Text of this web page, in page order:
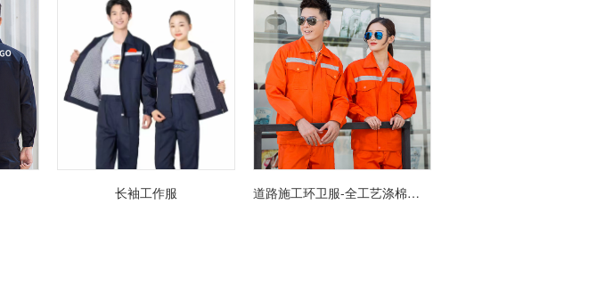
长袖工作服 道路施工环卫服-全工艺涤棉厚纱卡面料